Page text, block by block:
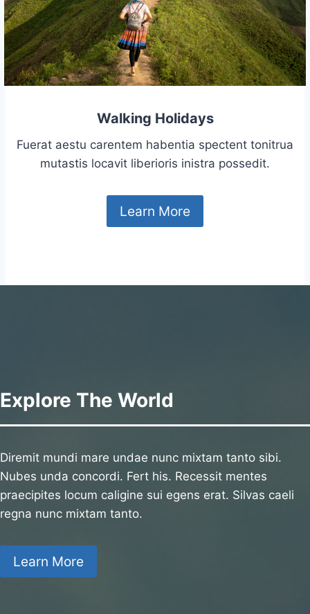
Walking Holidays
Fuerat aestu carentem habentia spectent tonitrua
mutastis locavit liberioris inistra possedit.
Learn More
Explore The World
Diremit mundi mare undae nunc mixtam tanto sibi.
Nubes unda concordi. Fert his. Recessit mentes
praecipites locum caligine sui egens erat. Silvas caeli
regna nunc mixtam tanto.
Learn More